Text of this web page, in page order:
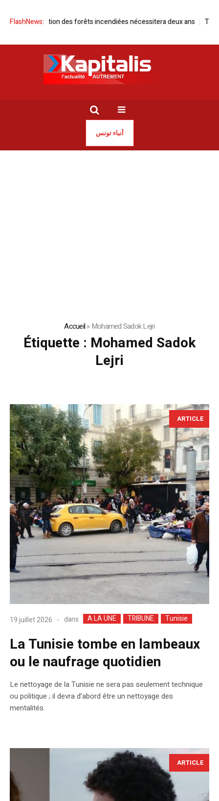
FlashNews:
des forêts incendiées nécessitera deux ans Tunisie / Electricité
أنباء تونس
Accueil»Mohamed Sadok Lejri
Étiquette : Mohamed Sadok
Lejri
ARTICLE
19 juillet 2026 dans A LA UNE TRIBUNE Tunisie
La Tunisie tombe en lambeaux
ou le naufrage quotidien
Le nettoyage de la Tunisie ne sera pas seulement technique
ou politique ; il devra d’abord être un nettoyage des
mentalités.
ARTICLE